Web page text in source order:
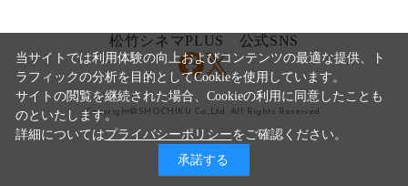
松竹シネマPLUS 公式SNS
Copyright©SHOCHIKU Co.,Ltd. All Rights Reserved.
当サイトでは利用体験の向上およびコンテンツの最適な提供、ト
ラフィックの分析を目的としてCookieを使用しています。
サイトの閲覧を継続された場合、Cookieの利用に同意したことも
のといたします。
詳細についてはプライバシーポリシーをご確認ください。
承諾する